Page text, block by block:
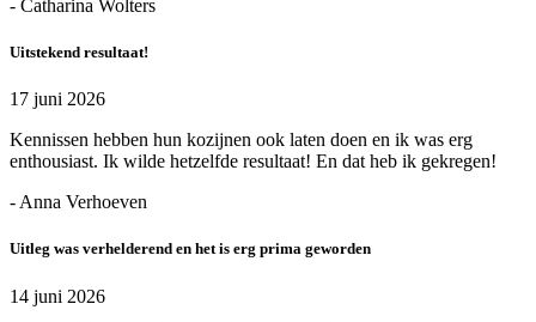
- Catharina Wolters
Uitstekend resultaat!
17 juni 2026
Kennissen hebben hun kozijnen ook laten doen en ik was erg
enthousiast. Ik wilde hetzelfde resultaat! En dat heb ik gekregen!
- Anna Verhoeven
Uitleg was verhelderend en het is erg prima geworden
14 juni 2026